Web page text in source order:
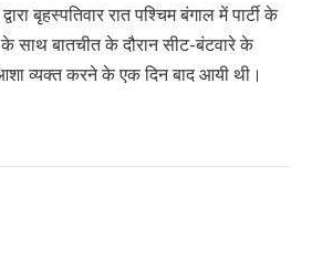
बृहस्पतिवार रात पश्चिम बंगाल में पार्टी के
के साथ बातचीत के दौरान सीट-बंटवारे के
व्यक्त करने के एक दिन बाद आयी थी।